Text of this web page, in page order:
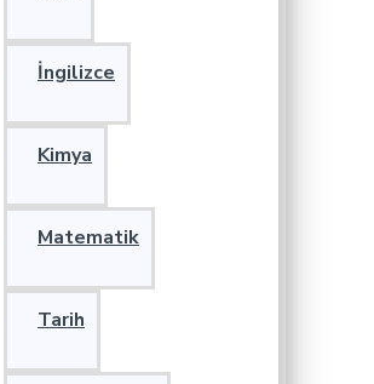
İngilizce
Kimya
Matematik
Tarih